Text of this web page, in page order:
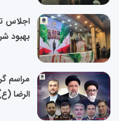
اجلاس
بهبود
مراسم
الرضا